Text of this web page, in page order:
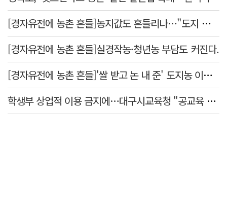
[경자유전에 농촌 흔들]농지값도 흔들리나…"도지 막히면 헐값 매물 나올 수도"
[경자유전에 농촌 흔들]실경작농·청년농 부담도 커진다.
[경자유전에 농촌 흔들]'쌀 받고 논 내 준' 도지농 이제 어쩌나?
학생부 상업적 이용 금지에…대구시교육청 "공교육 대입 상담 강화"